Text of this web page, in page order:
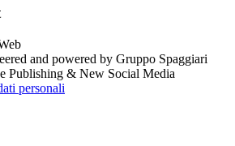
and powered by Gruppo Spaggiari
Publishing & New Social Media
personali